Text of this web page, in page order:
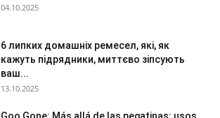
04.10.2025
6 липких домашніх ремесел, які, як
кажуть підрядники, миттєво зіпсують
ваш...
13.10.2025